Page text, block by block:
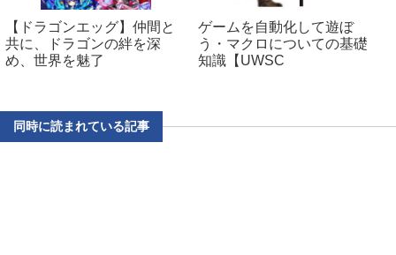
【ドラゴンエッグ】仲間と
共に、ドラゴンの絆を深
め、世界を魅了
ゲームを自動化して遊ぼ
う・マクロについての基礎
知識【UWSC
同時に読まれている記事